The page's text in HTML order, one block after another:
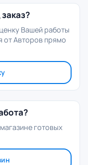
Вашей работы
от Авторов прямо
готовых